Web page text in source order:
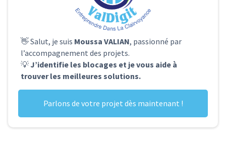
👋 Salut, je suis Moussa VALIAN, passionné par
l’accompagnement des projets.
💡 J’identifie les blocages et je vous aide à
trouver les meilleures solutions.
Parlons de votre projet dès maintenant !